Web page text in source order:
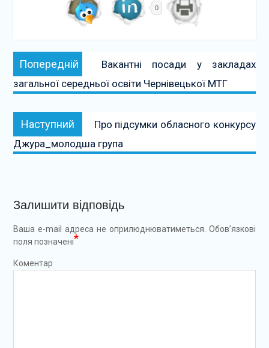
0
Навігація
записів
Попередній Попередній:
Вакантні посади у закладах
загальної середньої освіти Чернівецької МТГ
Наступний Наступний:
Про підсумки обласного конкурсу
Джура_молодша група
Залишити відповідь
Ваша e-mail адреса не оприлюднюватиметься. Обов’язкові
поля позначені*
Коментар